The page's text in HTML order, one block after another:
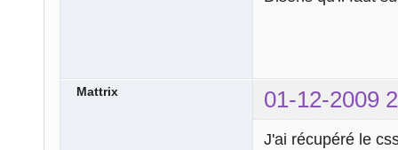
Mattrix 01-12-2009
J'ai récupéré le